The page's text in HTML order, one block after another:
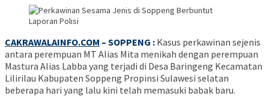
CAKRAWALAINFO.COM – SOPPENG : Kasus perkawinan sejenis
antara perempuan MT Alias Mita menikah dengan perempuan
Mastura Alias Labba yang terjadi di Desa Baringeng Kecamatan
Lilirilau Kabupaten Soppeng Propinsi Sulawesi selatan
beberapa hari yang lalu kini telah memasuki babak baru.